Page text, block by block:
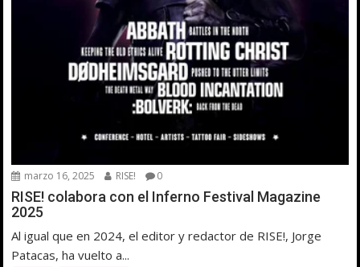
marzo 16, 2025 RISE! 0
RISE! colabora con el Inferno Festival Magazine
2025
Al igual que en 2024, el editor y redactor de RISE!, Jorge
Patacas, ha vuelto a...